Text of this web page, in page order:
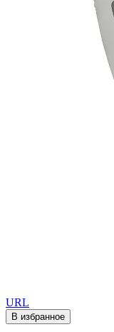
URL
В избранное